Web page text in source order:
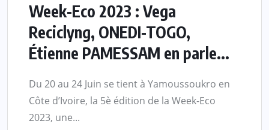
Week-Eco 2023 : Vega
Reciclyng, ONEDI-TOGO,
Étienne PAMESSAM en parle...
Du 20 au 24 Juin se tient à Yamoussoukro en
Côte d’Ivoire, la 5è édition de la Week-Eco
2023, une...